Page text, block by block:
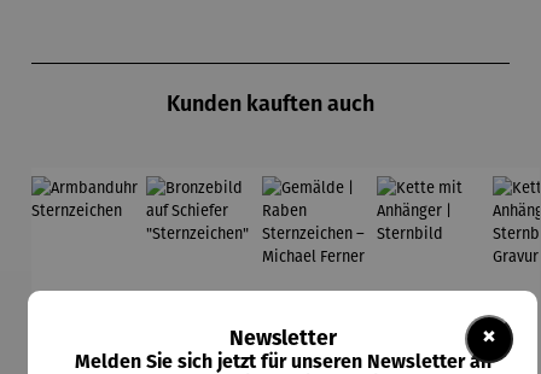
Kunden kauften auch
×
Newsletter
Melden Sie sich jetzt für unseren Newsletter an